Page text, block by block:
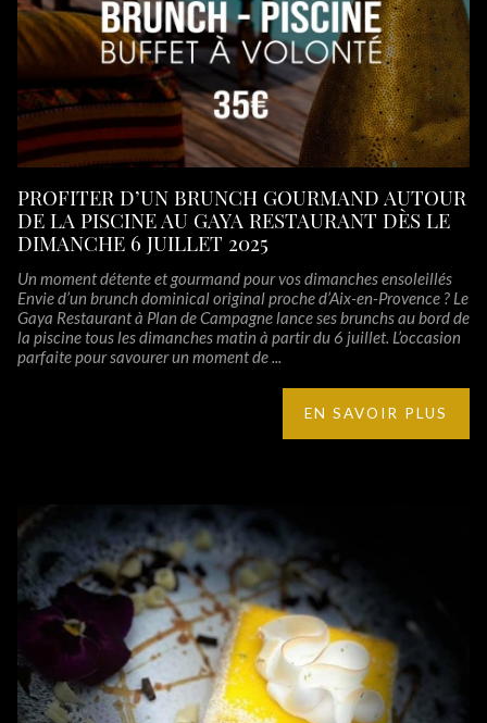
PROFITER D’UN BRUNCH GOURMAND AUTOUR
DE LA PISCINE AU GAYA RESTAURANT DÈS LE
DIMANCHE 6 JUILLET 2025
Un moment détente et gourmand pour vos dimanches ensoleillés
Envie d’un brunch dominical original proche d’Aix-en-Provence ? Le
Gaya Restaurant à Plan de Campagne lance ses brunchs au bord de
la piscine tous les dimanches matin à partir du 6 juillet. L’occasion
parfaite pour savourer un moment de ...
EN SAVOIR PLUS